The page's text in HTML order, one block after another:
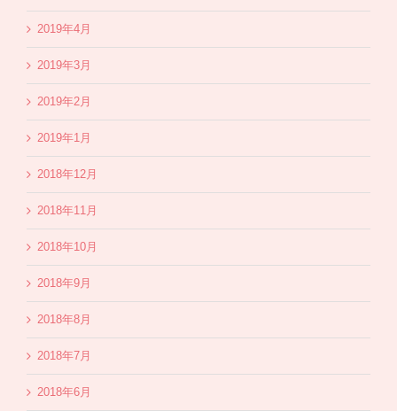
2019年4月
2019年3月
2019年2月
2019年1月
2018年12月
2018年11月
2018年10月
2018年9月
2018年8月
2018年7月
2018年6月